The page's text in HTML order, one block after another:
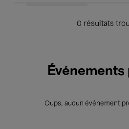
0 résultats
Événements
Oups, aucun événement